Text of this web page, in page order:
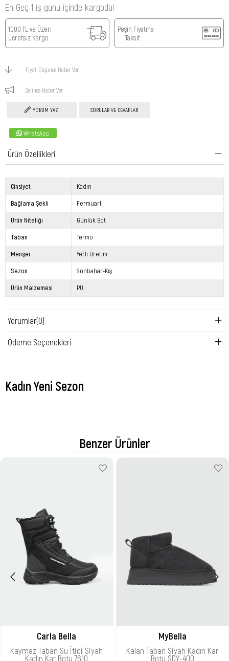
En Geç 1 iş günü içinde kargoda!
1000 TL ve Üzeri
Ücretsiz Kargo
Peşin Fiyatına
Taksit
Fiyat Düşünce Haber Ver
Gelince Haber Ver
YORUM YAZ SORULAR VE CEVAPLAR
WhatsApp
Ürün Özellikleri
Cinsiyet Kadın
Bağlama Şekli Fermuarlı
Ürün Niteliği Günlük Bot
Taban Termo
Menşei Yerli Üretim
Sezon Sonbahar-Kış
Ürün Malzemesi PU
Yorumlar(0)
Ödeme Seçenekleri
Kadın Yeni Sezon
Benzer Ürünler
Carla Bella
Kaymaz Taban Su İtici Siyah
Kadın Kar Botu 7610
MyBella
Kalan Taban Siyah Kadın Kar
Botu SDY-400